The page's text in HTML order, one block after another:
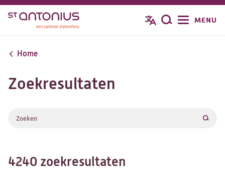
Overslaan
de
Zoeken
MENU
Home
Zoekresultaten
4240 zoekresultaten